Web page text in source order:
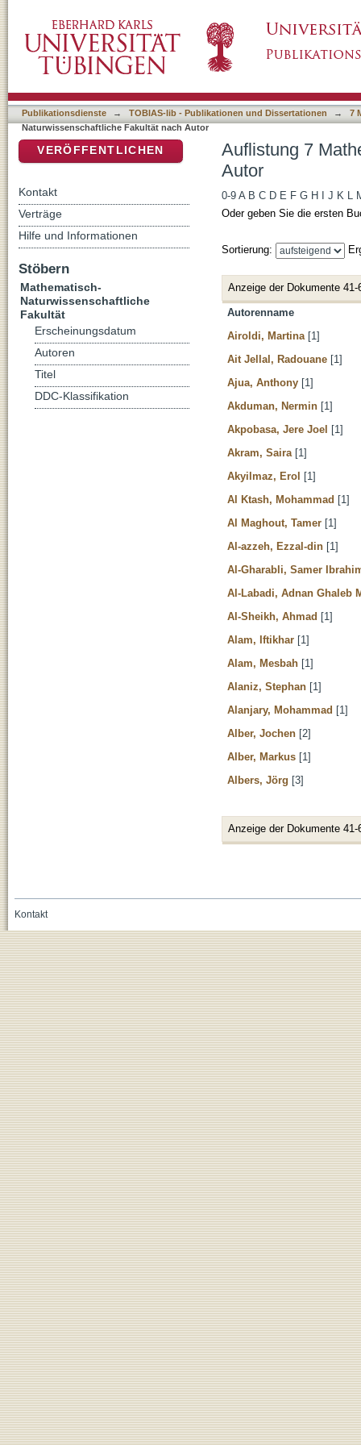
Publikationsdienste → TOBIAS-lib - Publikationen und Dissertationen →
7
Naturwissenschaftliche Fakultät nach Autor
Auflistung 7
Autor
0-9 A B C D E F G H J K L
Oder geben Sie die ersten
Sortierung:
Anzeige der Dokumente 41-
Autorenname
Airoldi, Martina [1]
Ait Jellal, Radouane [1]
Ajua, Anthony [1]
Akduman, Nermin [1]
Akpobasa, Jere Joel [1]
Akram, Saira [1]
Akyilmaz, Erol [1]
Al Ktash, Mohammad [1]
Al Maghout, Tamer [1]
Al-azzeh, Ezzal-din [1]
Al-Gharabli, Samer
Al-Labadi, Adnan Ghaleb
Al-Sheikh, Ahmad [1]
Alam, Iftikhar [1]
Alam, Mesbah [1]
Alaniz, Stephan [1]
Alanjary, Mohammad [1]
Alber, Jochen [2]
Alber, Markus [1]
Albers, Jörg [3]
Anzeige der Dokumente 41-
VERÖFFENTLICHEN
Kontakt
Verträge
Hilfe und Informationen
Stöbern
Mathematisch-
Naturwissenschaftliche
Fakultät
Erscheinungsdatum
Autoren
Titel
DDC-Klassifikation
Kontakt